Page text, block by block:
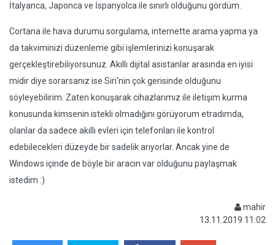
İtalyanca, Japonca ve İspanyolca ile sınırlı olduğunu gördüm.
Cortana ile hava durumu sorgulama, internette arama yapma ya
da takviminizi düzenleme gibi işlemlerinizi konuşarak
gerçekleştirebiliyorsunuz. Akıllı dijital asistanlar arasında en iyisi
midir diye sorarsanız ise Siri'nin çok gerisinde olduğunu
söyleyebilirim. Zaten konuşarak cihazlarımız ile iletişim kurma
konusunda kimsenin istekli olmadığını görüyorum etradımda,
olanlar da sadece akıllı evleri için telefonları ile kontrol
edebilecekleri düzeyde bir sadelik arıyorlar. Ancak yine de
Windows içinde de böyle bir aracın var olduğunu paylaşmak
istedim :)
mahir
13.11.2019 11:02